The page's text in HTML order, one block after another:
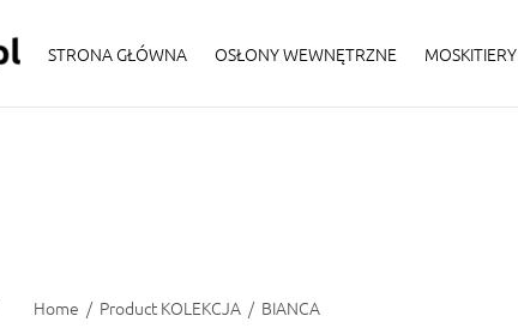
STRONA GŁÓWNA OSŁONY WEWNĘTRZNE MOSKITIERY
Home / Product KOLEKCJA / BIANCA